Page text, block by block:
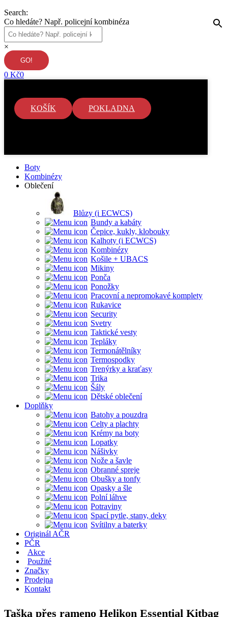
Search:
Co hledáte? Např. policejní kombinéza
×
0 Kč0
KOŠÍK POKLADNA
Boty
Kombinézy
Oblečení
Blůzy (i ECWCS)
Bundy a kabáty
Čepice, kukly, klobouky
Kalhoty (i ECWCS)
Kombinézy
Košile + UBACS
Mikiny
Ponča
Ponožky
Pracovní a nepromokavé komplety
Rukavice
Security
Svetry
Taktické vesty
Tepláky
Termonátělníky
Termospodky
Trenýrky a kraťasy
Trika
Šály
Dětské oblečení
Doplňky
Batohy a pouzdra
Celty a plachty
Krémy na boty
Lopatky
Nášivky
Nože a šavle
Obranné spreje
Obušky a tonfy
Opasky a šle
Polní láhve
Potraviny
Spací pytle, stany, deky
Svítilny a baterky
Originál AČR
PČR
Akce
Použité
Značky
Prodejna
Kontakt
Taška přes rameno Helikon Essential Kitbag